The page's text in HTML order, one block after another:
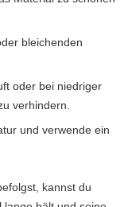
bleichenden
oder bei niedriger
verhindern.
und verwende ein
kannst du